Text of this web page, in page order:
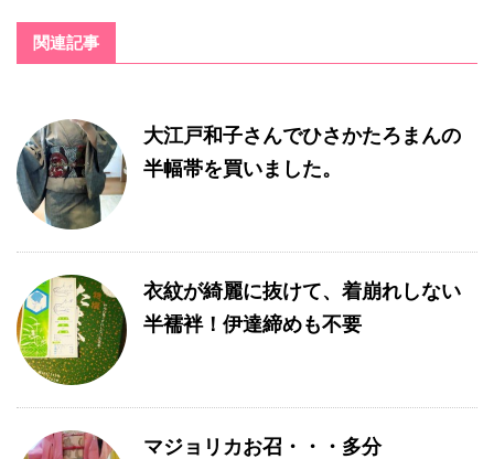
関連記事
大江戸和子さんでひさかたろまんの
半幅帯を買いました。
衣紋が綺麗に抜けて、着崩れしない
半襦袢！伊達締めも不要
マジョリカお召・・・多分